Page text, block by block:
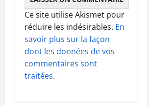
Ce site utilise Akismet pour
réduire les indésirables. En
savoir plus sur la façon
dont les données de vos
commentaires sont
traitées.